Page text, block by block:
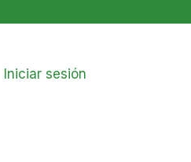
Iniciar sesión